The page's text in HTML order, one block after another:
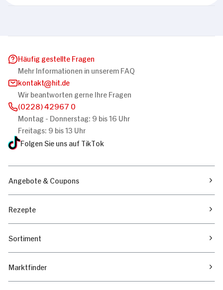
Häufig gestellte Fragen
Mehr Informationen in unserem FAQ
kontakt
hit.de
Wir beantworten gerne Ihre Fragen
(0228) 42967 0
Montag - Donnerstag: 9 bis 16 Uhr
Freitags: 9 bis 13 Uhr
Folgen Sie uns auf TikTok
Angebote & Coupons
Rezepte
Sortiment
Marktfinder